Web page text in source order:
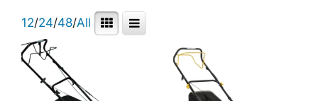
12/24/48/All